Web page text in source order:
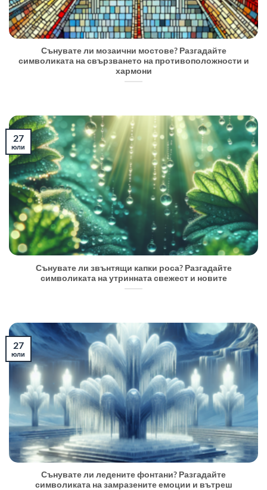
Сънувате ли мозаични мостове? Разгадайте
символиката на свързването на противоположности и
хармони
Сънувате ли звънтящи капки роса? Разгадайте
символиката на утринната свежест и новите
27
юли
Сънувате ли ледените фонтани? Разгадайте
символиката на замразените емоции и вътреш
27
юли